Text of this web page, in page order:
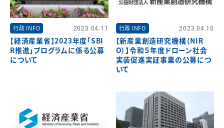
行政 INFO 2023.04.11
【経済産業省】2023年度「SBI
R推進」プログラムに係る公募
について
行政 INFO 2023.04.10
【新産業創造研究機構（NIR
O）】令和５年度ドローン社会
実装促進実証事業の公募につ
いて